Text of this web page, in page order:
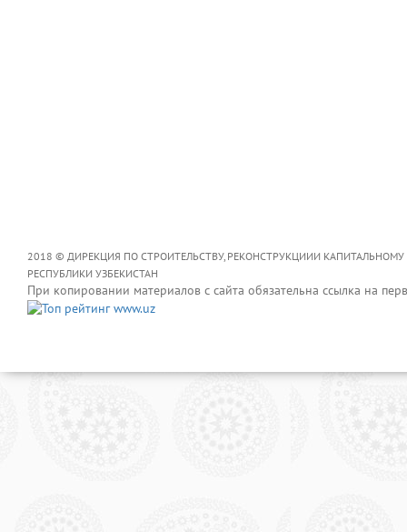
2018 © ДИРЕКЦИЯ ПО СТРОИТЕЛЬСТВУ, РЕКОНСТРУКЦИИИ
РЕСПУБЛИКИ УЗБЕКИСТАН
При копировании материалов с сайта обязательна ссылка на